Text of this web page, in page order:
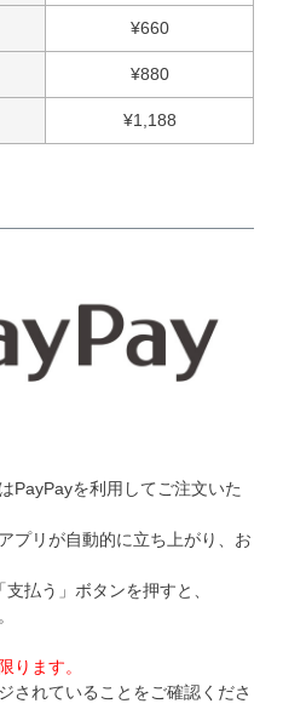
¥660
¥880
¥1,188
PayPayを利用してご注文いた
プリが自動的に立ち上がり、お
払う」ボタンを押すと、
ります。
されていることをご確認くださ